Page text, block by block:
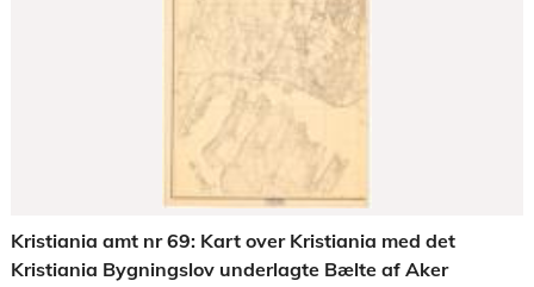
Kristiania amt nr 69: Kart over Kristiania med det
Kristiania Bygningslov underlagte Bælte af Aker